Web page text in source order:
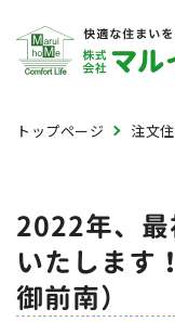
トップページ 注文
2022年、
いたします
御前南）